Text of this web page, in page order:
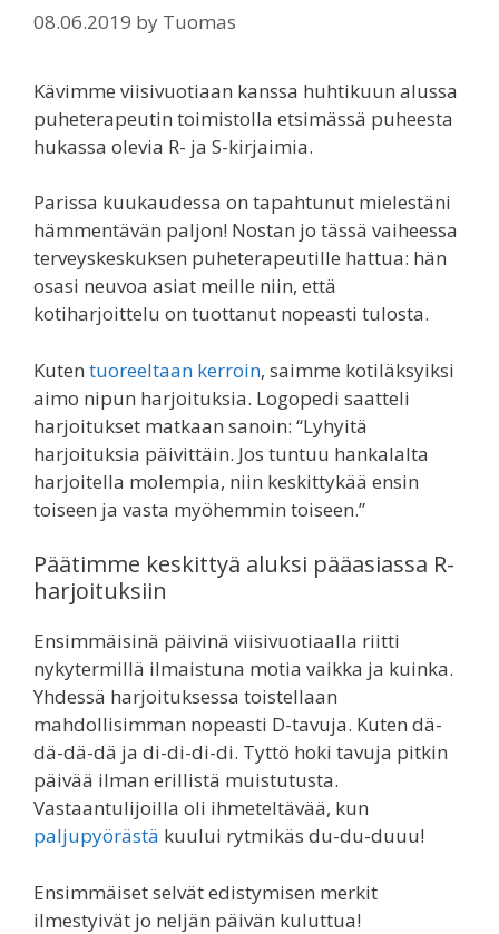
08.06.2019 by Tuomas
Kävimme viisivuotiaan kanssa huhtikuun alussa
puheterapeutin toimistolla etsimässä puheesta
hukassa olevia R- ja S-kirjaimia.
Parissa kuukaudessa on tapahtunut mielestäni
hämmentävän paljon! Nostan jo tässä vaiheessa
terveyskeskuksen puheterapeutille hattua: hän
osasi neuvoa asiat meille niin, että
kotiharjoittelu on tuottanut nopeasti tulosta.
Kuten tuoreeltaan kerroin, saimme kotiläksyiksi
aimo nipun harjoituksia. Logopedi saatteli
harjoitukset matkaan sanoin: “Lyhyitä
harjoituksia päivittäin. Jos tuntuu hankalalta
harjoitella molempia, niin keskittykää ensin
toiseen ja vasta myöhemmin toiseen.”
Päätimme keskittyä aluksi pääasiassa R-
harjoituksiin
Ensimmäisinä päivinä viisivuotiaalla riitti
nykytermillä ilmaistuna motia vaikka ja kuinka.
Yhdessä harjoituksessa toistellaan
mahdollisimman nopeasti D-tavuja. Kuten dä-
dä-dä-dä ja di-di-di-di. Tyttö hoki tavuja pitkin
päivää ilman erillistä muistutusta.
Vastaantulijoilla oli ihmeteltävää, kun
paljupyörästä kuului rytmikäs du-du-duuu!
Ensimmäiset selvät edistymisen merkit
ilmestyivät jo neljän päivän kuluttua!